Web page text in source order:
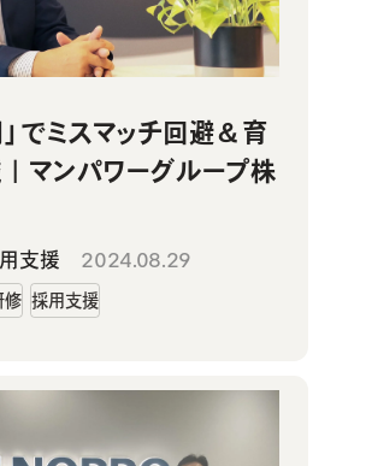
でミスマッチ回避＆育
マンパワーグループ株
用支援 2024.08.29
修 採用支援